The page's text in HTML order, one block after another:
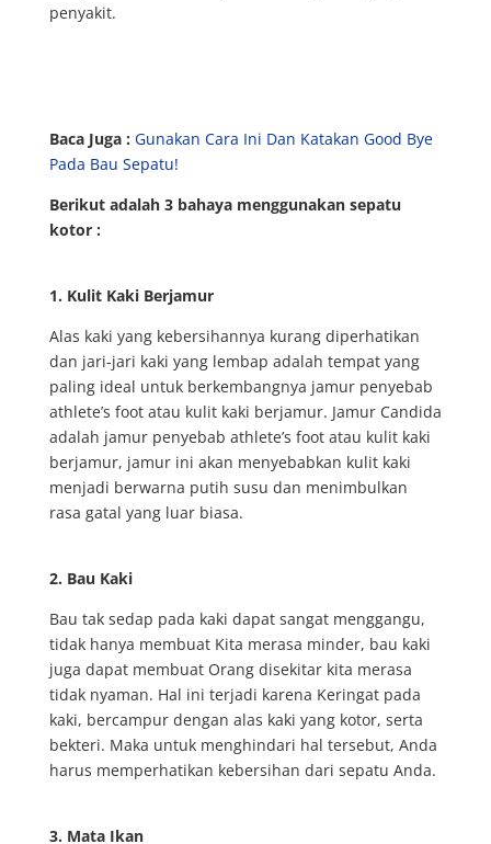
penyakit.
Baca Juga : Gunakan Cara Ini Dan Katakan Good Bye
Pada Bau Sepatu!
Berikut adalah 3 bahaya menggunakan sepatu
kotor :
1. Kulit Kaki Berjamur
Alas kaki yang kebersihannya kurang diperhatikan
dan jari-jari kaki yang lembap adalah tempat yang
paling ideal untuk berkembangnya jamur penyebab
athlete’s foot atau kulit kaki berjamur. Jamur Candida
adalah jamur penyebab athlete’s foot atau kulit kaki
berjamur, jamur ini akan menyebabkan kulit kaki
menjadi berwarna putih susu dan menimbulkan
rasa gatal yang luar biasa.
2. Bau Kaki
Bau tak sedap pada kaki dapat sangat menggangu,
tidak hanya membuat Kita merasa minder, bau kaki
juga dapat membuat Orang disekitar kita merasa
tidak nyaman. Hal ini terjadi karena Keringat pada
kaki, bercampur dengan alas kaki yang kotor, serta
bekteri. Maka untuk menghindari hal tersebut, Anda
harus memperhatikan kebersihan dari sepatu Anda.
3. Mata Ikan